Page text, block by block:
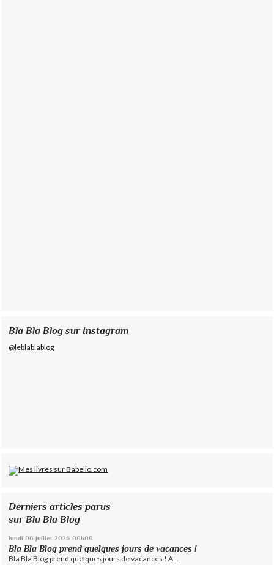
Bla Bla Blog sur Instagram
@leblablablog
Derniers articles parus
sur Bla Bla Blog
lundi 06 juillet 2026 00h00
Bla Bla Blog prend quelques jours de vacances !
Bla Bla Blog prend quelques jours de vacances ! A...